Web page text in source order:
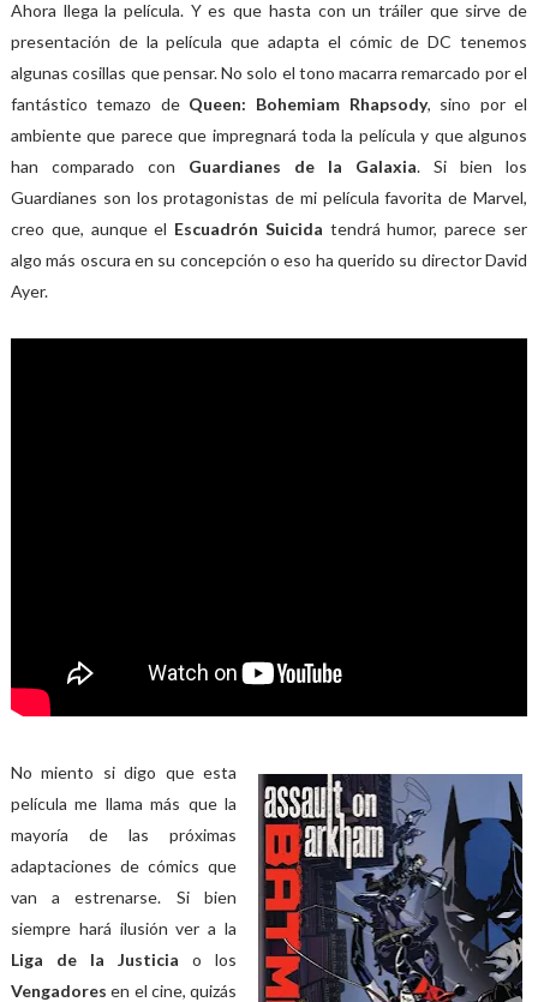
Ahora llega la película. Y es que hasta con un tráiler que sirve de
presentación de la película que adapta el cómic de DC tenemos
algunas cosillas que pensar. No solo el tono macarra remarcado por el
fantástico temazo de Queen: Bohemiam Rhapsody, sino por el
ambiente que parece que impregnará toda la película y que algunos
han comparado con Guardianes de la Galaxia. Si bien los
Guardianes son los protagonistas de mi película favorita de Marvel,
creo que, aunque el Escuadrón Suicida tendrá humor, parece ser
algo más oscura en su concepción o eso ha querido su director David
Ayer.
No miento si digo que esta
película me llama más que la
mayoría de las próximas
adaptaciones de cómics que
van a estrenarse. Si bien
siempre hará ilusión ver a la
Liga de la Justiciao los
Vengadoresen el cine, quizás